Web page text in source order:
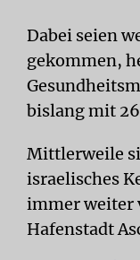
Dabei seien
gekommen,
bislang mit 26
Mittlerweile
israelisches
immer weiter
Hafenstadt